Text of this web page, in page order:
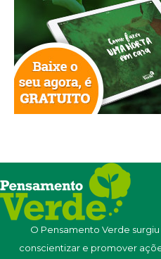
O Pensamento Verde
conscientizar e promover